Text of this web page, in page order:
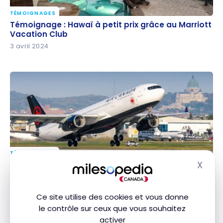
Ce site utilise des cookies et vous donne
le contrôle sur ceux que vous souhaitez
activer
X
Témoignage : Hawaï à petit prix grâce au Marriott
Vacation Club
TÉMOIGNAGES
Témoignage : Hawaï à petit prix grâce au Marriott
Vacation Club
3 avril 2024
Témoignage : voyager avec son chien en avion
TÉMOIGNAGES
Témoignage : voyager avec son chien en avion